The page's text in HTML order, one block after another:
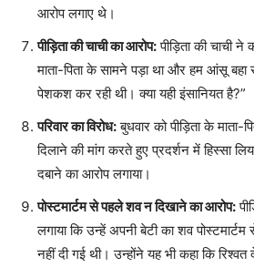
आरोप लगाए थे।
पीड़िता की चाची का आरोप:पीड़िता की चाची
माता-पिता के सामने पड़ा था और हम आंसू
पेशकश कर रही थी। क्या यही इंसानियत है?”
परिवार का विरोध:बुधवार को पीड़िता के माता-
दिलाने की मांग करते हुए प्रदर्शन में हिस्सा
दबाने का आरोप लगाया।
पोस्टमार्टम से पहले शव न दिखाने का आरोप:
लगाया कि उन्हें अपनी बेटी का शव
नहीं दी गई थी। उन्होंने यह भी कहा कि